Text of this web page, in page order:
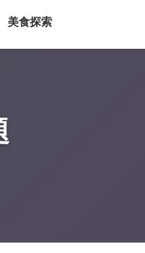
美食探索